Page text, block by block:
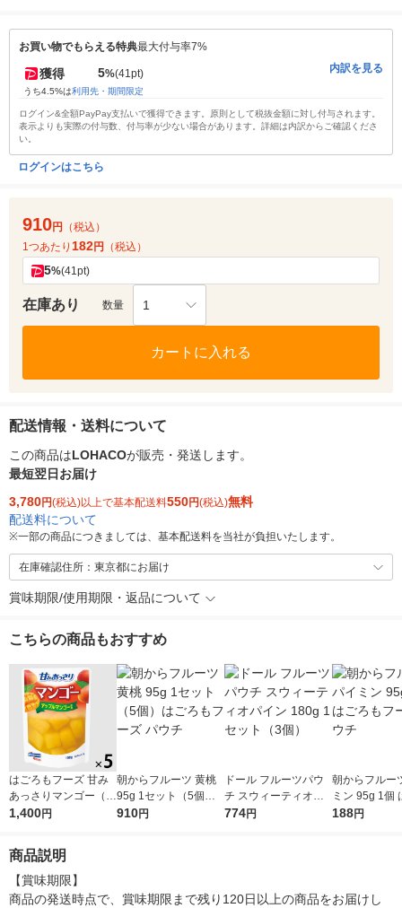
お買い物でもらえる特典最大付与率7%
獲得 5%(41pt)
うち4.5%は利用先・期間限定
内訳を見る
ログイン&全額PayPay支払いで獲得できます。原則として税抜金額に対し付与されます。
表示よりも実際の付与数、付与率が少ない場合があります。詳細は内訳からご確認くださ
い。
ログインはこちら
910円
（税込）
1つあたり 182円 （税込）
5%(41pt)
在庫あり 数量 1
カートに入れる
配送情報・送料について
この商品はLOHACOが販売・発送します。
最短翌日お届け
3,780円(税込)以上で基本配送料550円(税込)無料
配送料について
※一部の商品につきましては、基本配送料を当社が負担いたします。
在庫確認住所：東京都にお届け
賞味期限/使用期限・返品について
こちらの商品もおすすめ
はごろもフーズ 甘み
あっさりマンゴー（パ
ウチ） 180g 1セット
1,400円
朝からフルーツ 黄桃
95g 1セット（5個）
はごろもフーズ パウ
910円
ドール フルーツパウ
チ スウィーティオパ
イン 180g 1セット（3
774円
朝からフルー
ミン 95g 1個
もフーズ パウ
188円
商品説明
【賞味期限】
商品の発送時点で、賞味期限まで残り120日以上の商品をお届けし